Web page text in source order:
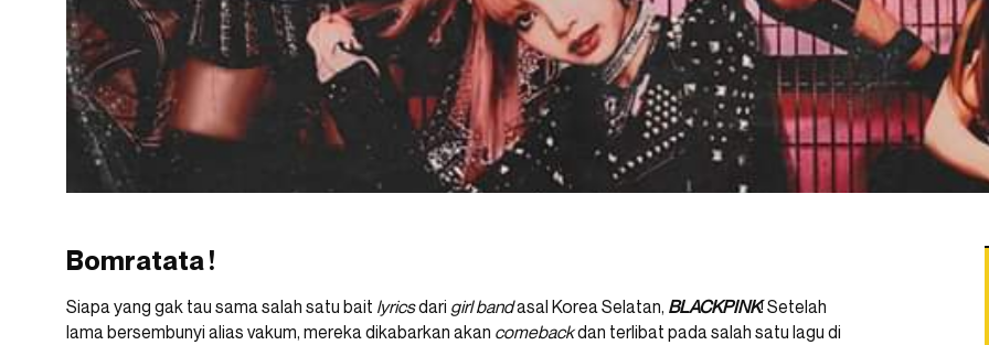
Bomratata !
Siapa yang gak tau sama salah satu bait lyricsdari girl bandasal Korea Selatan, BLACKPINK! Setelah
lama bersembunyi alias vakum, mereka dikabarkan akan comebackdan terlibat pada salah satu lagu di